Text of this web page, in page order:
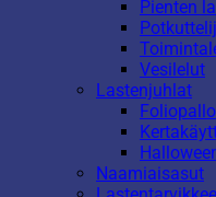
Pienten
Vesilelut
Lastenjuhlat
Naamiaisasut